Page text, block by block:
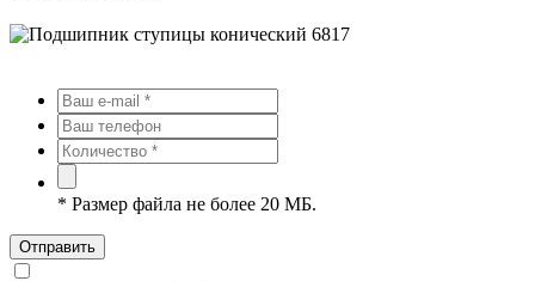
* Размер файла не более 20 МБ.
Отправить